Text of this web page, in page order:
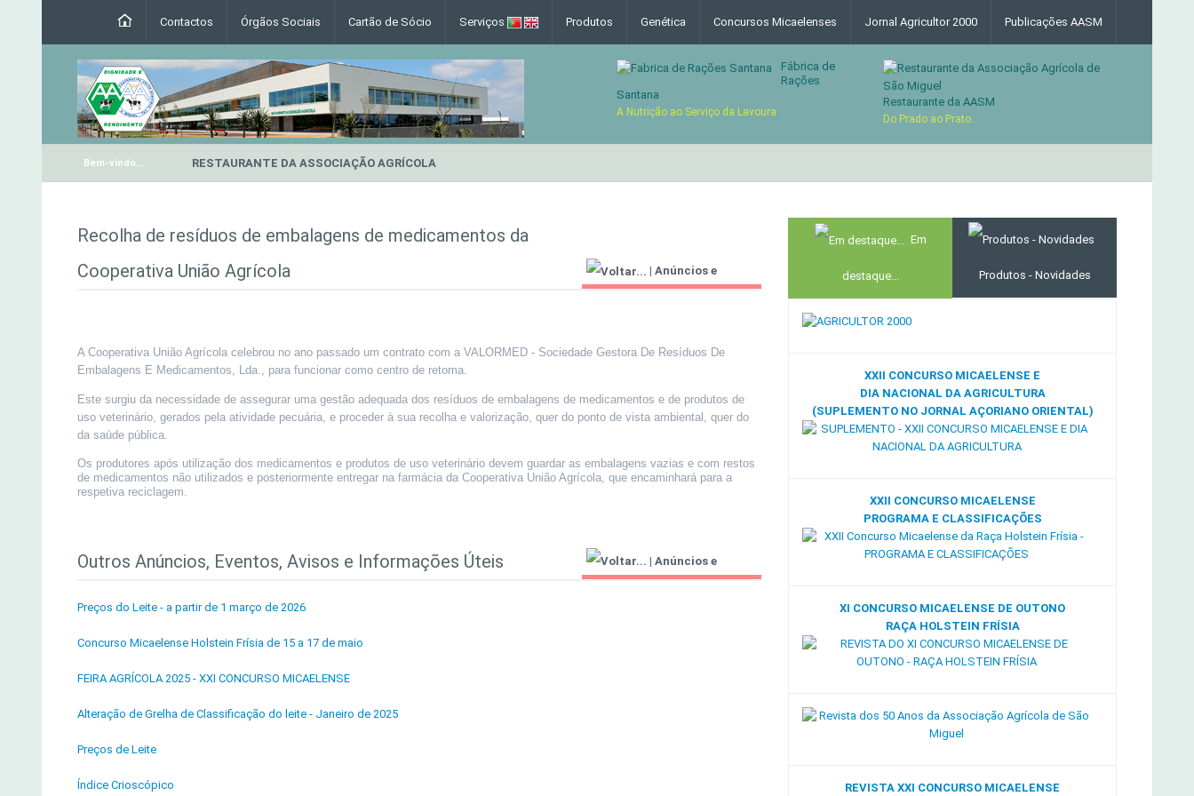
Contactos Órgãos Sociais Cartão de Sócio Serviços Produtos Genética Concursos Micaelenses Jornal Agricultor 2000 Publicações AASM
Fábrica de
Rações
Santana
A Nutrição ao Serviço da Lavoura
Restaurante da AASM
Do Prado ao Prato...
Bem-vindo... RESTAURANTE DA ASSOCIAÇÃO AGRÍCOLA
Recolha de resíduos de embalagens de medicamentos da
Cooperativa União Agrícola
| Anúncios e
A Cooperativa União Agrícola celebrou no ano passado um contrato com a VALORMED - Sociedade Gestora De Resíduos De
Embalagens E Medicamentos, Lda., para funcionar como centro de retoma.
Este surgiu da necessidade de assegurar uma gestão adequada dos resíduos de embalagens de medicamentos e de produtos de
uso veterinário, gerados pela atividade pecuária, e proceder à sua recolha e valorização, quer do ponto de vista ambiental, quer do
da saúde pública.
Os produtores após utilização dos medicamentos e produtos de uso veterinário devem guardar as embalagens vazias e com restos
de medicamentos não utilizados e posteriormente entregar na farmácia da Cooperativa União Agrícola, que encaminhará para a
respetiva reciclagem.
Outros Anúncios, Eventos, Avisos e Informações Úteis | Anúncios e
Preços do Leite - a partir de 1 março de 2026
Concurso Micaelense Holstein Frísia de 15 a 17 de maio
FEIRA AGRÍCOLA 2025 - XXI CONCURSO MICAELENSE
Alteração de Grelha de Classificação do leite - Janeiro de 2025
Preços de Leite
Índice Crioscópico
Em
destaque... Produtos - Novidades
XXII CONCURSO MICAELENSE E
DIA NACIONAL DA AGRICULTURA
(SUPLEMENTO NO JORNAL AÇORIANO ORIENTAL)
XXII CONCURSO MICAELENSE
PROGRAMA E CLASSIFICAÇÕES
XI CONCURSO MICAELENSE DE OUTONO
RAÇA HOLSTEIN FRÍSIA
REVISTA XXI CONCURSO MICAELENSE